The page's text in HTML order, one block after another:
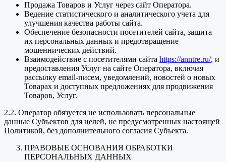
Продажа Товаров и Услуг через сайт Оператора.
Ведение статистического и аналитического учета для
улучшения качества работы сайта.
Обеспечение безопасности посетителей сайта, защита
их персональных данных и предотвращение
мошеннических действий.
Взаимодействие с посетителями сайта https://anntre.ru/, и
предоставления Услуг на сайте Оператора, включая
рассылку email-писем, уведомлений, новостей о новых
Товарах и доступных предложениях для продвижения
Товаров, Услуг.
2.2. Оператор обязуется не использовать персональные
данные Субъектов для целей, не предусмотренных настоящей
Политикой, без дополнительного согласия Субъекта.
ПРАВОВЫЕ ОСНОВАНИЯ ОБРАБОТКИ
ПЕРСОНАЛЬНЫХ ДАННЫХ